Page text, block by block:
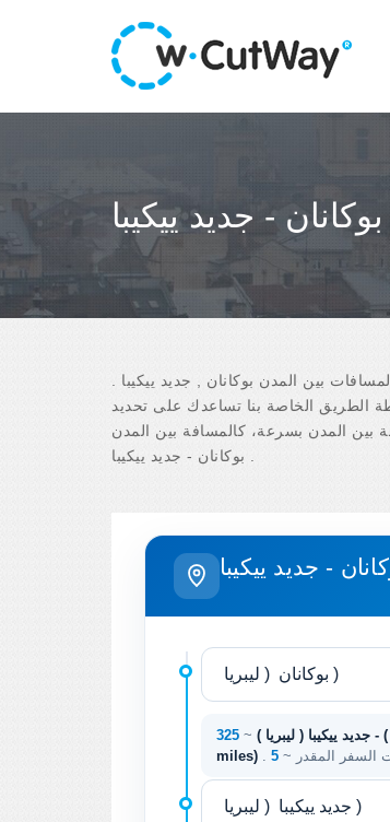
- جديد ييكيبا
بين المدن بوكانان , جديد ييكيبا .
الطريق الخاصة بنا تساعدك على تحديد
بين المدن بسرعة، كالمسافة بين المدن
- جديد ييكيبا
) - جديد ييكيبا ( ليبريا ) ~
miles)
السفر المقدر ~